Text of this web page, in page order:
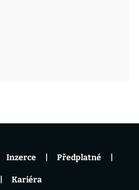
Inzerce Předplatné
Kariéra